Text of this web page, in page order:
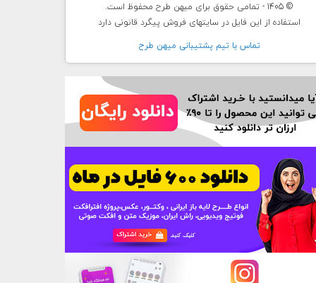
© 1405 - تمامی حقوق برای میهن طرح محفوظ است.
استفاده از این فایل در سایتهای فروش پیگرد قانونی دارد
تماس با تيم پشتيبانی ميهن طرح